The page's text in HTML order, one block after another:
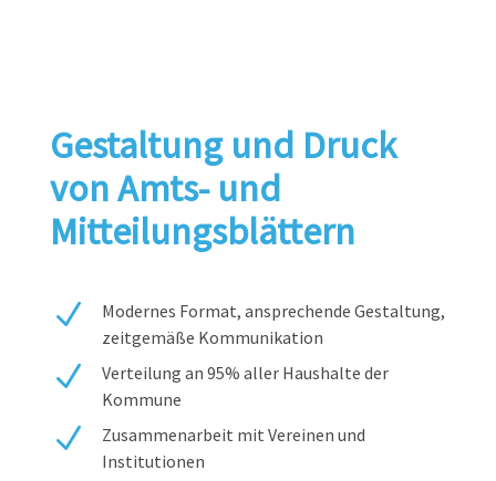
Gestaltung und Druck
von Amts- und
Mitteilungsblättern
N
Modernes Format, ansprechende Gestaltung,
zeitgemäße Kommunikation
N
Verteilung an 95% aller Haushalte der
Kommune
N
Zusammenarbeit mit Vereinen und
Institutionen